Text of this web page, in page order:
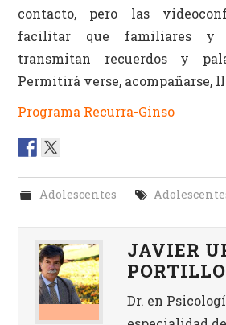
contacto, pero las
facilitar que familiares y
transmitan recuerdos y
Permitirá verse, acompañarse,
Programa Recurra-Ginso
Adolescentes
JAVIER
PORTILLO
Dr. en